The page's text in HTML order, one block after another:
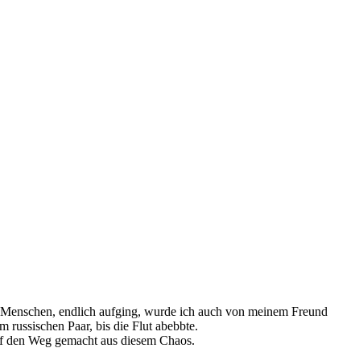
endlich aufging, wurde ich auch von meinem Freund
russischen Paar, bis die Flut abebbte.
Weg gemacht aus diesem Chaos.